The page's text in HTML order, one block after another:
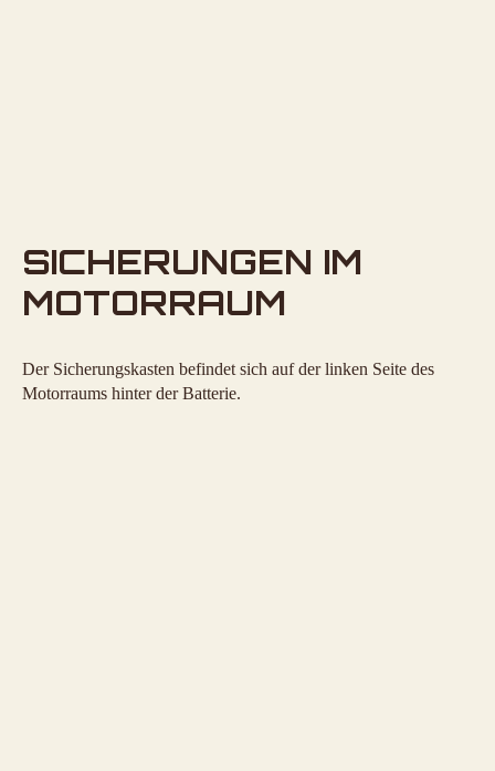
SICHERUNGEN IM
MOTORRAUM
Der Sicherungskasten befindet sich auf der linken Seite des
Motorraums hinter der Batterie.